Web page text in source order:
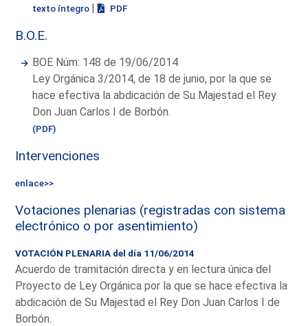
texto íntegro | PDF
B.O.E.
BOE Núm: 148 de 19/06/2014
Ley Orgánica 3/2014, de 18 de junio, por la que se
hace efectiva la abdicación de Su Majestad el Rey
Don Juan Carlos I de Borbón.
(PDF)
Intervenciones
enlace>>
Votaciones plenarias (registradas con sistema
electrónico o por asentimiento)
VOTACIÓN PLENARIA del día 11/06/2014
Acuerdo de tramitación directa y en lectura única del
Proyecto de Ley Orgánica por la que se hace efectiva la
abdicación de Su Majestad el Rey Don Juan Carlos I de
Borbón.